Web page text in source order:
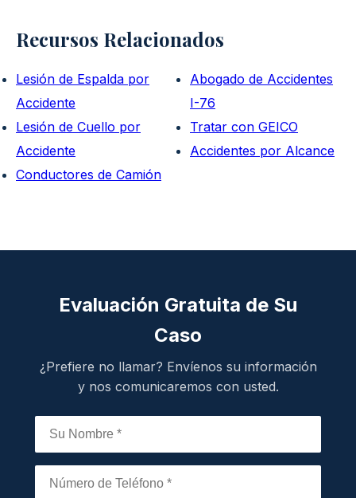
Recursos Relacionados
Lesión de Espalda por
Accidente
Lesión de Cuello por
Accidente
Conductores de Camión
Abogado de Accidentes
I-76
Tratar con GEICO
Accidentes por Alcance
Evaluación Gratuita de Su
Caso
¿Prefiere no llamar? Envíenos su información
y nos comunicaremos con usted.